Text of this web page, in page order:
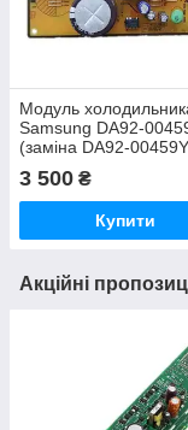
Модуль
Samsung DA92-
(заміна DA92-
3 500 ₴
Купити
Акційні